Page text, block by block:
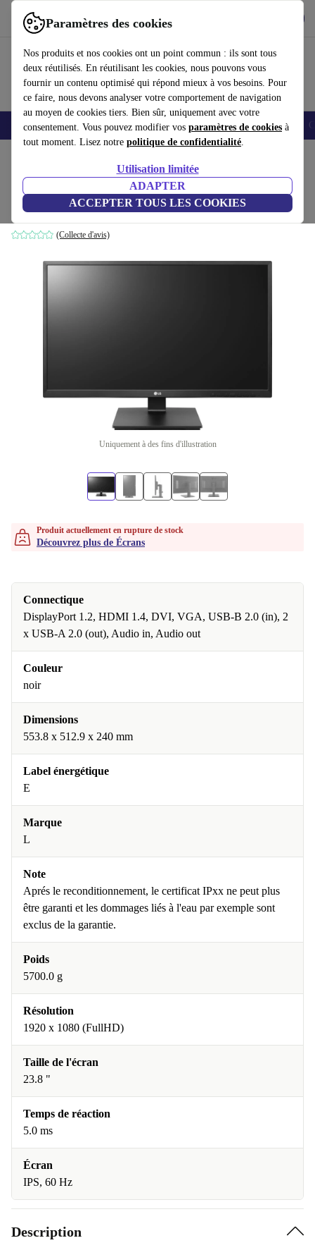
Paramètres des cookies
Nos produits et nos cookies ont un point commun : ils sont tous
deux réutilisés. En réutilisant les cookies, nous pouvons vous
fournir un contenu optimisé qui répond mieux à vos besoins. Pour
ce faire, nous devons analyser votre comportement de navigation
au moyen de cookies tiers. Bien sûr, uniquement avec votre
consentement. Vous pouvez modifier vos paramètres de cookies à
tout moment. Lisez notre politique de confidentialité.
Utilisation limitée
ADAPTER
ACCEPTER TOUS LES COOKIES
Utilisez refurbed rapidement et facilement
Smartphones Laptops Tablettes Montres connectées Accessoires
LG 24BK550Y-I | 23.8-pouces
Noir
(Collecte d'avis)
Uniquement à des fins d'illustration
Produit actuellement en rupture de stock
Découvrez plus de Écrans
Connectique
DisplayPort 1.2, HDMI 1.4, DVI, VGA, USB-B 2.0 (in), 2
x USB-A 2.0 (out), Audio in, Audio out
Couleur
noir
Dimensions
553.8 x 512.9 x 240 mm
Label énergétique
E
Marque
L
Note
Aprés le reconditionnement, le certificat IPxx ne peut plus
être garanti et les dommages liés à l'eau par exemple sont
exclus de la garantie.
Poids
5700.0 g
Résolution
1920 x 1080 (FullHD)
Taille de l'écran
23.8 "
Temps de réaction
5.0 ms
Écran
IPS, 60 Hz
Description